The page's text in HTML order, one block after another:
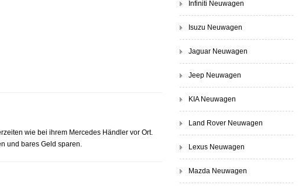
wie bei ihrem Mercedes Händler vor Ort.
und bares Geld sparen.
Infiniti Neuwagen
Isuzu Neuwagen
Jaguar Neuwagen
Jeep Neuwagen
KIA Neuwagen
Land Rover Neuwagen
Lexus Neuwagen
Mazda Neuwagen